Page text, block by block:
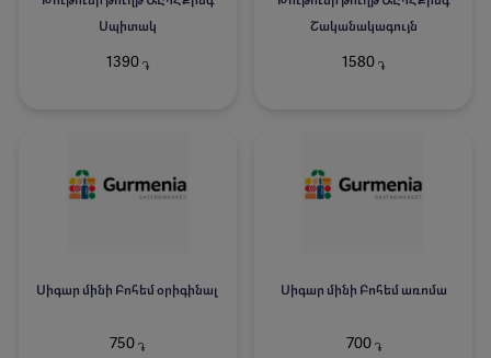
Սպիտակ
1390 ֏
Շականակագույն
1580 ֏
Սիգար մինի Բոհեմ օրիգինալ
750 ֏
Սիգար մինի Բոհեմ առոմա
700 ֏